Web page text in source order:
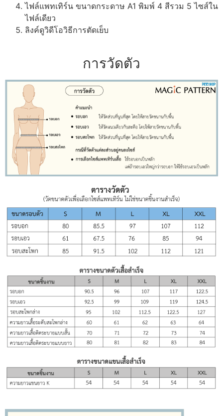
ไฟล์แพทเทิร์น ขนาดกระดาษ A1 พิมพ์ 4 สีรวม 5 ไซส์ใน
ไฟล์เดียว
ลิงค์ดูวิดีโอวิธีการตัดเย็บ
การวัดตัว